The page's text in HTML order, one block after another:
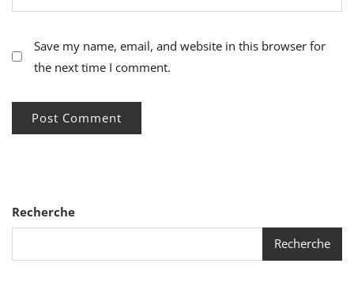
Save my name, email, and website in this browser for
the next time I comment.
Recherche
Recherche